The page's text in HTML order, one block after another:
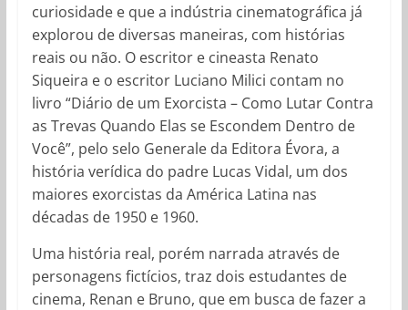
curiosidade e que a indústria cinematográfica já
explorou de diversas maneiras, com histórias
reais ou não. O escritor e cineasta Renato
Siqueira e o escritor Luciano Milici contam no
livro “Diário de um Exorcista – Como Lutar Contra
as Trevas Quando Elas se Escondem Dentro de
Você”, pelo selo Generale da Editora Évora, a
história verídica do padre Lucas Vidal, um dos
maiores exorcistas da América Latina nas
décadas de 1950 e 1960.
Uma história real, porém narrada através de
personagens fictícios, traz dois estudantes de
cinema, Renan e Bruno, que em busca de fazer a